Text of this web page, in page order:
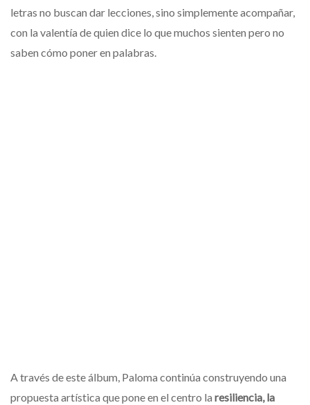
letras no buscan dar lecciones, sino simplemente acompañar,
con la valentía de quien dice lo que muchos sienten pero no
saben cómo poner en palabras.
A través de este álbum, Paloma continúa construyendo una
propuesta artística que pone en el centro la resiliencia, la